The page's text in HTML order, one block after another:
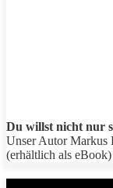
Du willst nicht nur
Unser Autor Markus
(erhältlich als